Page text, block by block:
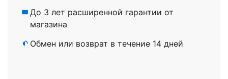
До 3 лет расширенной гарантии от
магазина
Обмен или возврат в течение 14 дней